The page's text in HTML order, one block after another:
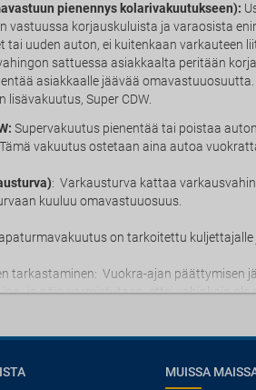
pienennys kolarivakuutukseen):
vastuussa korjauskuluista ja varaosista
tai uuden auton, ei kuitenkaan varkauteen
sattuessa asiakkaalta peritään
asiakkaalle jäävää
lisävakuutus, Super CDW.
Supervakuutus pienentää tai poistaa
vakuutus ostetaan aina autoa
: Varkausturva kattaa
kuuluu omavastuuosuus.
on tarkoitettu
tarkastaminen: Vuokra-ajan päättymisen
ja näin varmistutaan, ettei vahinkoja ole
MUISSA